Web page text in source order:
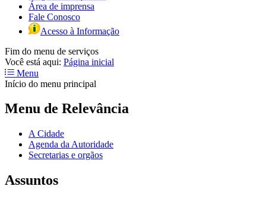
Área de imprensa
Fale Conosco
Acesso à Informação
Fim do menu de serviços
Você está aqui: Página inicial
Menu
Início do menu principal
Menu de Relevância
A Cidade
Agenda da Autoridade
Secretarias e orgãos
Assuntos